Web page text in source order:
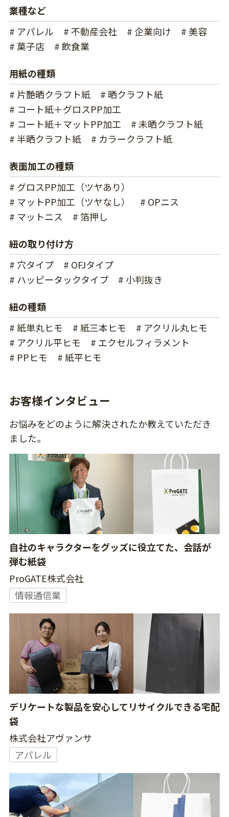
業種など
# アパレル
# 不動産会社 # 企業向け
# 美容
# 菓子店
# 飲食業
用紙の種類
# 片艶晒クラフト紙
# 晒クラフト紙
# コート紙＋グロスPP加工
# コート紙＋マットPP加工
# 未晒クラフト紙
# 半晒クラフト紙
# カラークラフト紙
表面加工の種類
# グロスPP加工（ツヤあり）
# マットPP加工（ツヤなし）
# OPニス
# マットニス
# 箔押し
紐の取り付け方
# 穴タイプ
# OFJタイプ
# ハッピータックタイプ
# 小判抜き
紐の種類
# 紙単丸ヒモ
# 紙三本ヒモ
# アクリル丸ヒモ
# アクリル平ヒモ
# エクセルフィラメント
# PPヒモ
# 紙平ヒモ
お客様インタビュー
お悩みをどのように解決されたか教えていただき
ました。
自社のキャラクターをグッズに役立てた、会話が
弾む紙袋
ProGATE株式会社
情報通信業
デリケートな製品を安心してリサイクルできる宅配
袋
株式会社アヴァンサ
アパレル